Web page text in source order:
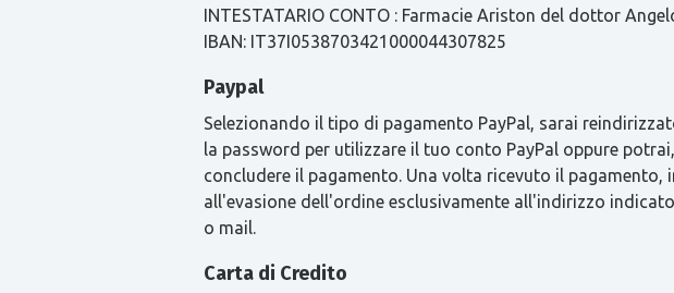
INTESTATARIO CONTO : Farmacie Ariston del dottor
IBAN: IT37I0538703421000044307825
Paypal
Selezionando il tipo di pagamento PayPal, sarai
la password per utilizzare il tuo conto PayPal oppure
concludere il pagamento. Una volta ricevuto il
all'evasione dell'ordine esclusivamente all'indirizzo
o mail.
Carta di Credito